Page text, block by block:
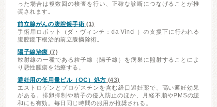
った場合は複数回の検査を行い、正確な診断につなげることが推
奨されます。
前立腺がんの腹腔鏡手術 (1)
手術用ロボット（ダ・ヴィンチ：da Vinci ）の支援下に行われる
腹腔鏡下根治的前立腺摘除術。
陽子線治療 (7)
放射線の一種である粒子線（陽子線）を病巣に照射することによ
り悪性腫瘍を治療する。
避妊用の低用量ピル（OC）処方 (43)
エストロゲンとプロゲスチンを含む経口避妊薬で、高い避妊効果
がある。排卵抑制や精子の侵入防止のほか、月経不順やPMSの緩
和にも有効。毎日同じ時間の服用が推奨される。